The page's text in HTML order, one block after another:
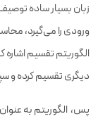
زبان بسیار ساده
ورودی را می‌گیرد،
الگوریتم تقسیم اشاره
دیگری تقسیم کرده و
پس، الگوریتم به